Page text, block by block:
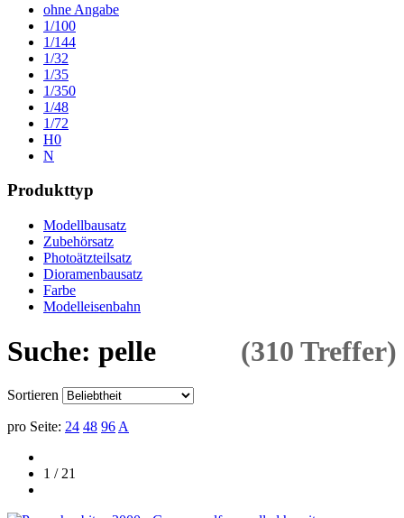
ohne Angabe
1/100
1/144
1/32
1/35
1/350
1/48
1/72
H0
N
Produkttyp
Modellbausatz
Zubehörsatz
Photoätzteilsatz
Dioramenbausatz
Farbe
Modelleisenbahn
Suche: pelle (310 Treffer)
Sortieren
pro Seite: 24 48 96 A
1 / 21